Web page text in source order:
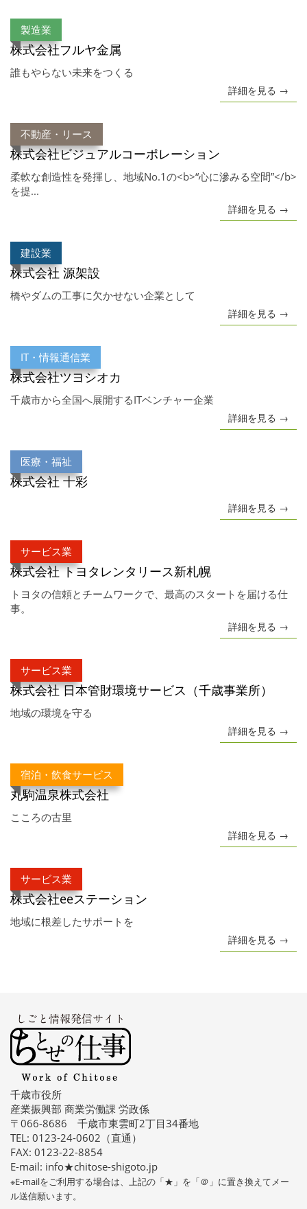
製造業
株式会社フルヤ金属
誰もやらない未来をつくる
詳細を見る →
不動産・リース
株式会社ビジュアルコーポレーション
柔軟な創造性を発揮し、地域No.1の<b>“心に滲みる空間”</b>
を提...
詳細を見る →
建設業
株式会社 源架設
橋やダムの工事に欠かせない企業として
詳細を見る →
IT・情報通信業
株式会社ツヨシオカ
千歳市から全国へ展開するITベンチャー企業
詳細を見る →
医療・福祉
株式会社 十彩
詳細を見る →
サービス業
株式会社 トヨタレンタリース新札幌
トヨタの信頼とチームワークで、最高のスタートを届ける仕
事。
詳細を見る →
サービス業
株式会社 日本管財環境サービス（千歳事業所）
地域の環境を守る
詳細を見る →
宿泊・飲食サービス
丸駒温泉株式会社
こころの古里
詳細を見る →
サービス業
株式会社eeステーション
地域に根差したサポートを
詳細を見る →
千歳市役所
産業振興部 商業労働課 労政係
〒066-8686 千歳市東雲町2丁目34番地
TEL: 0123-24-0602（直通）
FAX: 0123-22-8854
E-mail: info★chitose-shigoto.jp
※E-mailをご利用する場合は、上記の「★」を「＠」に置き換えてメー
ル送信願います。